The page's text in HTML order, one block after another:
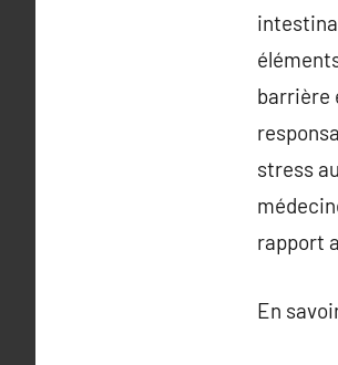
barrière
stress
rapport
En